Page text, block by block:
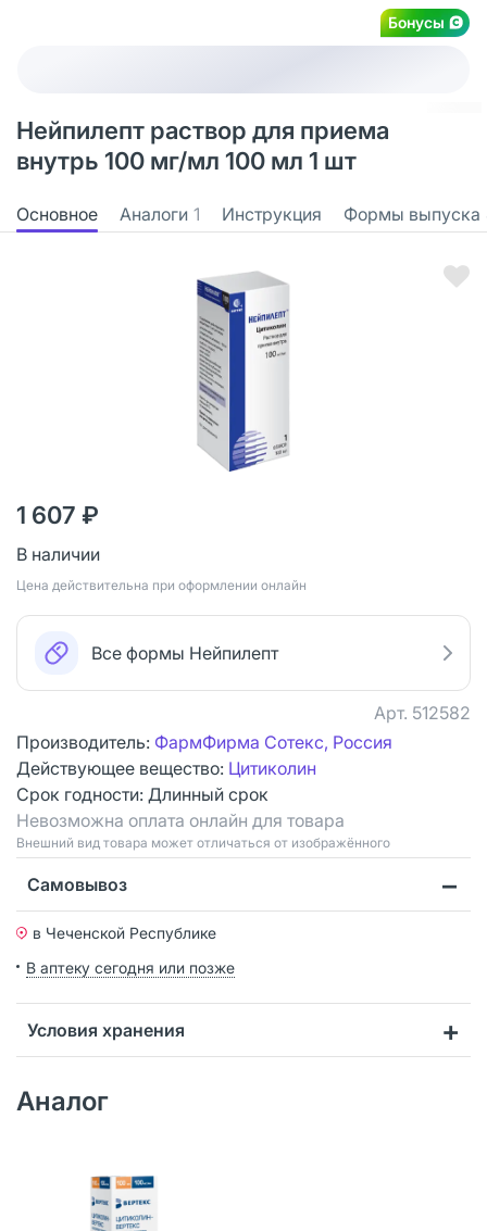
Бонусы
Нейпилепт раствор для приема
внутрь 100 мг/мл 100 мл 1 шт
Основное Аналоги 1 Инструкция Формы выпуска
1 607 ₽
В наличии
Цена действительна при оформлении онлайн
Все формы Нейпилепт
Арт. 512582
Производитель: ФармФирма Сотекс, Россия
Действующее вещество: Цитиколин
Срок годности: Длинный срок
Невозможна оплата онлайн для товара
Bнешний вид товара может отличаться от изображённого
Самовывоз
в Чеченской Республике
В аптеку сегодня или позже
Условия хранения
Аналог